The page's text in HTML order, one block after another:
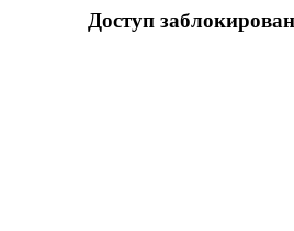
Доступ